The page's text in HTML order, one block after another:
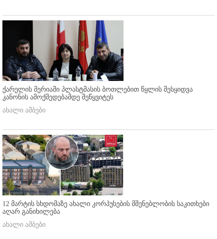
ქარელის მერიაში პლასტმასის ბოთლებით წყლის შესყიდვა
კანონის ამოქმედებამდე შეწყვიტეს
ახალი ამბები
12 მარტის სხდომაზე ახალი კორპუსების მშენებლობის საკითხები
აღარ განიხილება
ახალი ამბები